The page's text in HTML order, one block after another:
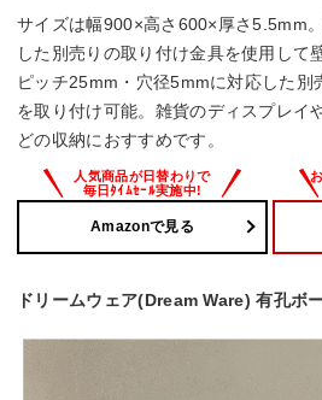
サイズは幅900×高さ600×厚さ5.5mm
した別売りの取り付け金具を使用して
ピッチ25mm・穴径5mmに対応した別
を取り付け可能。雑貨のディスプレイ
どの収納におすすめです。
Amazonで見る
ドリームウェア(Dream Ware) 有孔ボ